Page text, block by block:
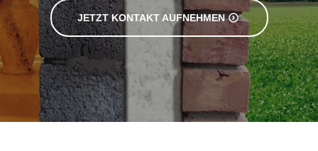
JETZT KONTAKT AUFNEHMEN